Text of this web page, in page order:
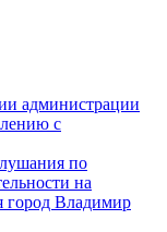
администрации
с
по
на
город Владимир